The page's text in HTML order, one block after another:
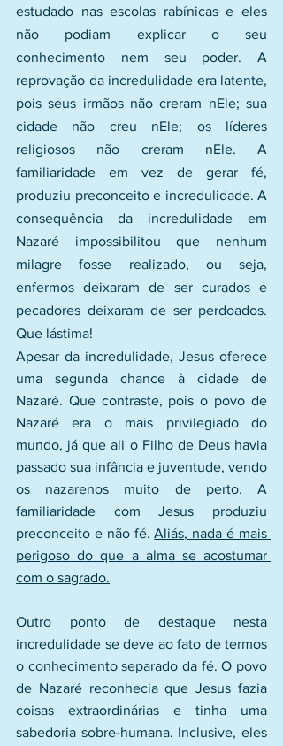
estudado nas escolas rabínicas e eles
não podiam explicar o seu
conhecimento nem seu poder. A
reprovação da incredulidade era latente,
pois seus irmãos não creram nEle; sua
cidade não creu nEle; os líderes
religiosos não creram nEle. A
familiaridade em vez de gerar fé,
produziu preconceito e incredulidade. A
consequência da incredulidade em
Nazaré impossibilitou que nenhum
milagre fosse realizado, ou seja,
enfermos deixaram de ser curados e
pecadores deixaram de ser perdoados.
Que lástima!
Apesar da incredulidade, Jesus oferece
uma segunda chance à cidade de
Nazaré. Que contraste, pois o povo de
Nazaré era o mais privilegiado do
mundo, já que ali o Filho de Deus havia
passado sua infância e juventude, vendo
os nazarenos muito de perto. A
familiaridade com Jesus produziu
preconceito e não fé. Aliás, nada é mais
perigoso do que a alma se acostumar
com o sagrado.
Outro ponto de destaque nesta
incredulidade se deve ao fato de termos
o conhecimento separado da fé. O povo
de Nazaré reconhecia que Jesus fazia
coisas extraordinárias e tinha uma
sabedoria sobre-humana. Inclusive, eles